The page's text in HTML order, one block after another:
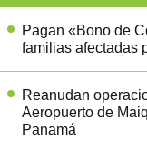
Pagan «Bono de
familias afectadas
Reanudan
Aeropuerto de
Panamá